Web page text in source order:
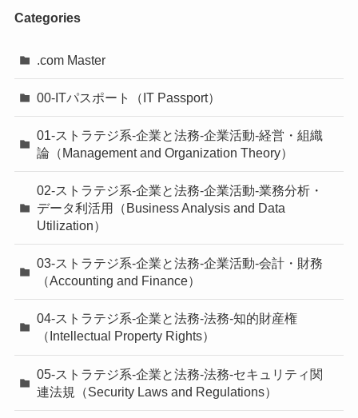
Categories
.com Master
00-ITパスポート（IT Passport）
01-ストラテジ系-企業と法務-企業活動-経営・組織
論（Management and Organization Theory）
02-ストラテジ系-企業と法務-企業活動-業務分析・
データ利活用（Business Analysis and Data
Utilization）
03-ストラテジ系-企業と法務-企業活動-会計・財務
（Accounting and Finance）
04-ストラテジ系-企業と法務-法務-知的財産権
（Intellectual Property Rights）
05-ストラテジ系-企業と法務-法務-セキュリティ関
連法規（Security Laws and Regulations）